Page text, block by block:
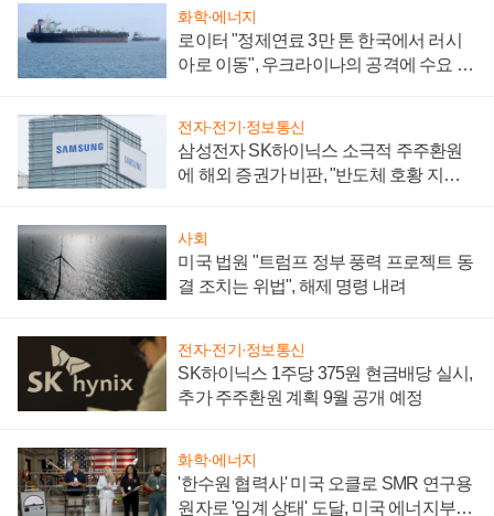
화학·에너지
로이터 "정제연료 3만 톤 한국에서 러시
아로 이동", 우크라이나의 공격에 수요 늘
전자·전기·정보통신
삼성전자 SK하이닉스 소극적 주주환원
에 해외 증권가 비판, "반도체 호황 지속
사회
미국 법원 "트럼프 정부 풍력 프로젝트 동
결 조치는 위법", 해제 명령 내려
전자·전기·정보통신
SK하이닉스 1주당 375원 현금배당 실시,
추가 주주환원 계획 9월 공개 예정
화학·에너지
'한수원 협력사' 미국 오클로 SMR 연구용
원자로 '임계 상태' 도달, 미국 에너지부